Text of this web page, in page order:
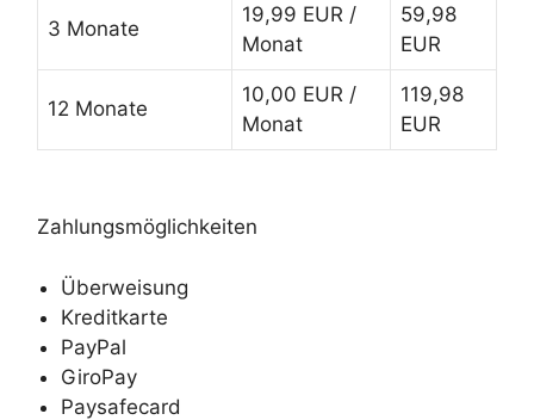
3 Monate
19,99 EUR /
Monat
59,98
EUR
12 Monate
10,00 EUR /
Monat
119,98
EUR
Zahlungsmöglichkeiten
Überweisung
Kreditkarte
PayPal
GiroPay
Paysafecard